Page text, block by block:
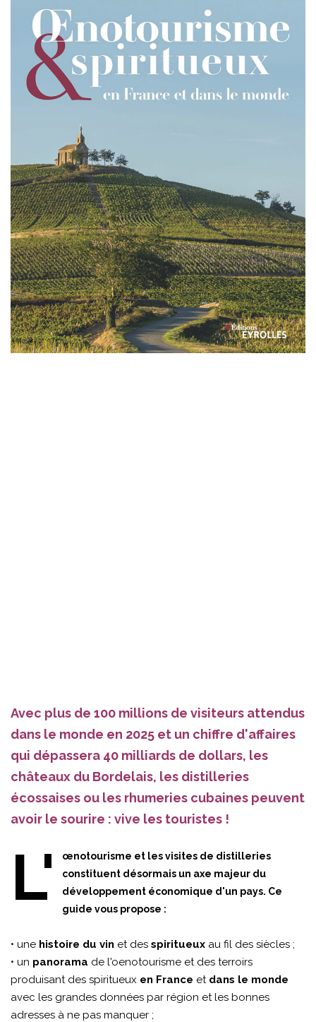
Avec plus de 100 millions de visiteurs attendus
dans le monde en 2025 et un chiffre d'affaires
qui dépassera 40 milliards de dollars, les
châteaux du Bordelais, les distilleries
écossaises ou les rhumeries cubaines peuvent
avoir le sourire : vive les touristes !
L'
œnotourisme et les visites de distilleries
constituent désormais un axe majeur du
développement économique d'un pays. Ce
guide vous propose :
• une histoire du vin et des spiritueux au fil des siècles ;
• un panorama de l'oenotourisme et des terroirs
produisant des spiritueux en France et dans le monde
avec les grandes données par région et les bonnes
adresses à ne pas manquer ;